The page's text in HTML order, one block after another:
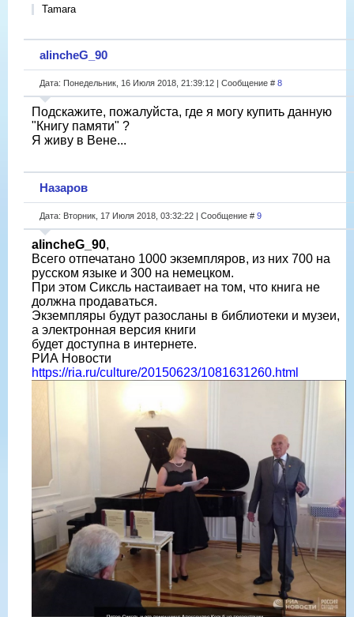
Tamara
alincheG_90
Дата: Понедельник, 16 Июля 2018, 21:39:12 | Сообщение # 8
Подскажите, пожалуйста, где я могу купить данную
"Книгу памяти" ?
Я живу в Вене...
Назаров
Дата: Вторник, 17 Июля 2018, 03:32:22 | Сообщение # 9
alincheG_90,
Всего отпечатано 1000 экземпляров, из них 700 на
русском языке и 300 на немецком.
При этом Сиксль настаивает на том, что книга не
должна продаваться.
Экземпляры будут разосланы в библиотеки и музеи,
а электронная версия книги
будет доступна в интернете.
РИА Новости
https://ria.ru/culture/20150623/1081631260.html